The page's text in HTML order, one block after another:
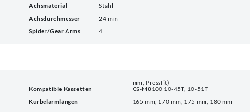
Achsmaterial
Stahl
Achsdurchmesser
24 mm
Spider/Gear Arms
4
mm, Pressfit)
Kompatible Kassetten
CS-M8100 10-45T, 10-51T
Kurbelarmlängen
165 mm, 170 mm, 175 mm, 180 mm